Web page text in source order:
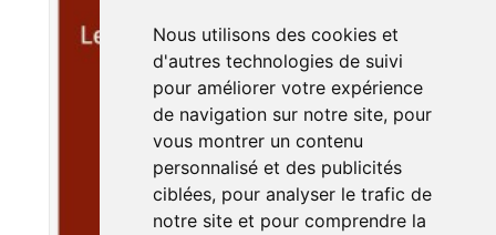
Nous utilisons des cookies et
d'autres technologies de suivi
pour améliorer votre expérience
de navigation sur notre site, pour
vous montrer un contenu
personnalisé et des publicités
ciblées, pour analyser le trafic de
notre site et pour comprendre la